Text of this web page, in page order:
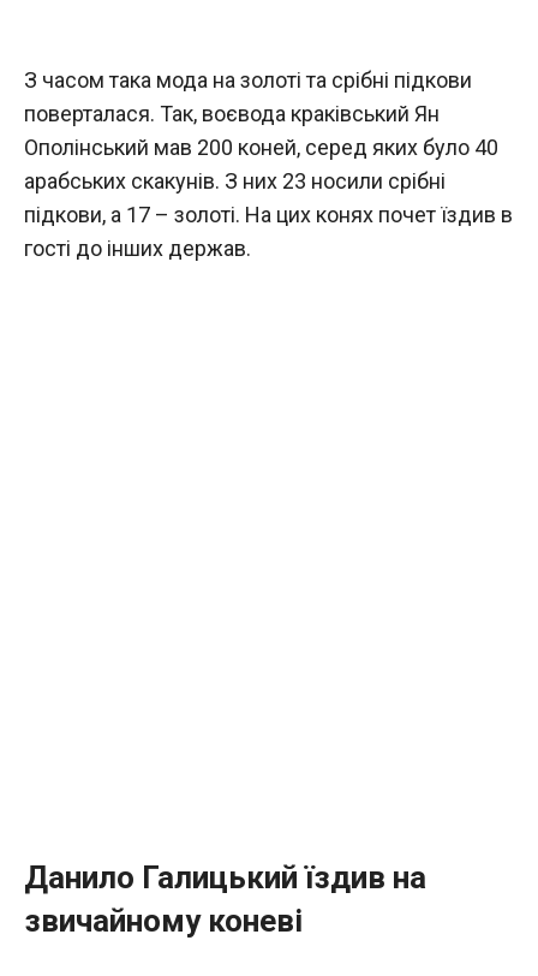
З часом така мода на золоті та срібні підкови
поверталася. Так, воєвода краківський Ян
Ополінський мав 200 коней, серед яких було 40
арабських скакунів. З них 23 носили срібні
підкови, а 17 – золоті. На цих конях почет їздив в
гості до інших держав.
Данило Галицький їздив на
звичайному коневі